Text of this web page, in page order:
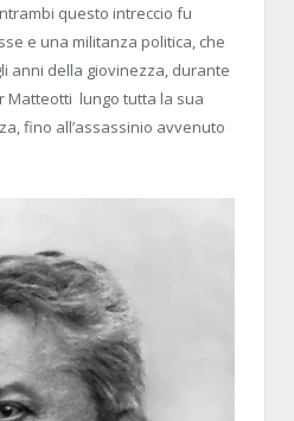
questo intreccio fu
e una militanza politica, che
anni della giovinezza, durante
Matteotti lungo tutta la sua
fino all’assassinio avvenuto